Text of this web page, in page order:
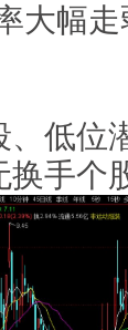
大幅
、低位
手个